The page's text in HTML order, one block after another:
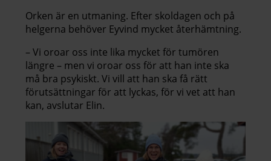
Orken är en utmaning. Efter skoldagen och på
helgerna behöver Eyvind mycket återhämtning.
– Vi oroar oss inte lika mycket för tumören
längre – men vi oroar oss för att han inte ska
må bra psykiskt. Vi vill att han ska få rätt
förutsättningar för att lyckas, för vi vet att han
kan, avslutar Elin.